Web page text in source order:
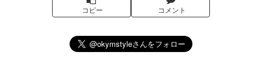
コピー コメント